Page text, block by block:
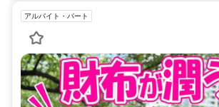
アルバイト・パート